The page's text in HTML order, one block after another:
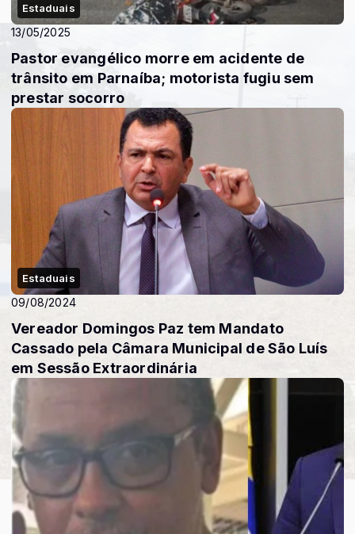
Estaduais
13/05/2025
Pastor evangélico morre em acidente de
trânsito em Parnaíba; motorista fugiu sem
prestar socorro
Estaduais
09/08/2024
Vereador Domingos Paz tem Mandato
Cassado pela Câmara Municipal de São Luís
em Sessão Extraordinária